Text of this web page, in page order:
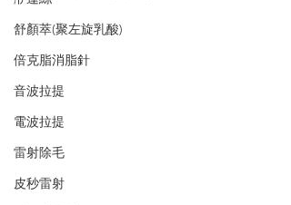
舒顏萃(聚左旋乳酸)
倍克脂消脂針
音波拉提
電波拉提
雷射除毛
皮秒雷射